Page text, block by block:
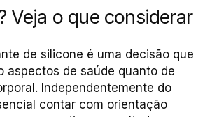
Veja o que considerar
de silicone é uma decisão que
aspectos de saúde quanto de
Independentemente do
contar com orientação